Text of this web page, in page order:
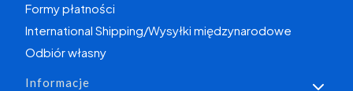
Formy płatności
International Shipping/Wysyłki międzynarodowe
Odbiór własny
Informacje